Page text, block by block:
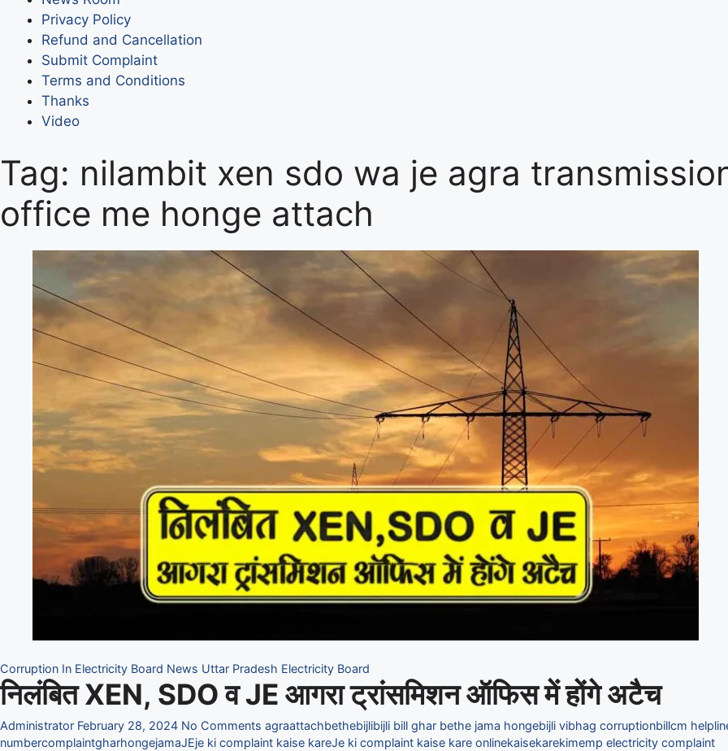
Privacy Policy
Refund and Cancellation
Submit Complaint
Terms and Conditions
Thanks
Video
Tag: nilambit xen sdo wa je agra
office me honge attach
Corruption In Electricity Board News Uttar Pradesh Electricity Board
निलंबित XEN, SDO व JE आगरा ट्रांसमिशन ऑफिस में होंगे अटैच
Administrator February 28, 2024 No Comments agraattachbethebijlibijli bill ghar bethe jama hongebijli vibhag corruptionbillcm
numbercomplaintgharhongejamaJEje ki complaint kaise kareJe ki complaint kaise kare onlinekaisekarekimemp electricity complaint